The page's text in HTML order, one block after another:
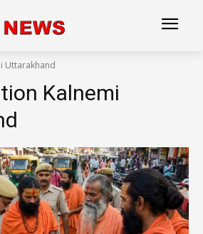
Uttarakhand
Kalnemi